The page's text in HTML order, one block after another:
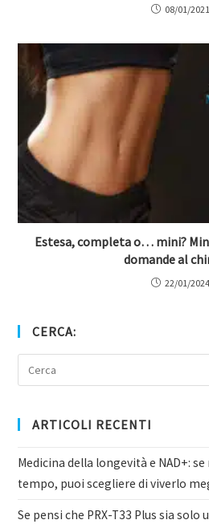
08/01/2021
Estesa, completa o… mini?
domande al
22/01/2024
CERCA:
ARTICOLI RECENTI
Medicina della longevità e NAD+:
tempo, puoi scegliere di viverlo
Se pensi che PRX-T33 Plus sia